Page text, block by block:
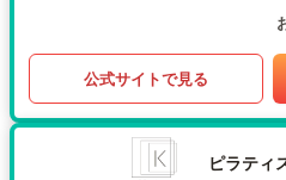
公式サイトで見る
ピラティ